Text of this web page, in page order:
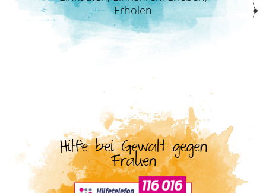
Erholen
Hilfe bei Gewalt gegen
Frauen